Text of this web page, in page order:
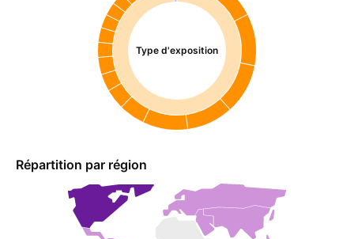
Type d'exposition
Répartition par région